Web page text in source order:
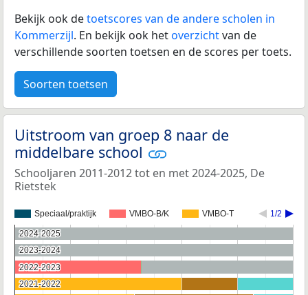
Bekijk ook detoetscores van de andere scholen in
Kommerzijl. En bekijk ook hetoverzichtvan de
verschillende soorten toetsen en de scores per toets.
Soorten toetsen
Uitstroom van groep 8 naar de
middelbare school
Schooljaren 2011-2012 tot en met 2024-2025, De
Rietstek
Speciaal/praktijk VMBO-B/K VMBO-T 1/2
2024-2025
2024-2025
2023-2024
2023-2024
2022-2023
2022-2023
2021-2022
2021-2022